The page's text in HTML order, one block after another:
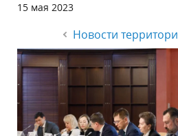
15 мая 2023
Новости